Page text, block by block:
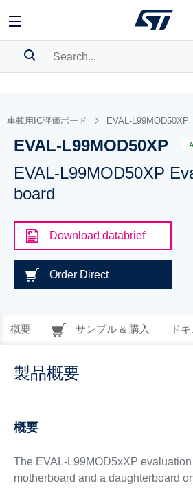
BOOKMARK
Please log into show your saved
車載用IC評価ボード EVAL-L99MOD50XP
EVAL-L99MOD50XP
EVAL-L99MOD50XP
board
Download databrief
Order Direct
概要 サンプル & 購入 ド
製品概要
概要
The EVAL-L99MOD5xXP
motherboard and a daughterboard